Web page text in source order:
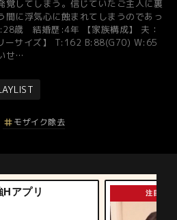
覚してしまう。信じていたご主人に裏
間に浮気心に蝕まれてしまうのであっ
歳 結婚歴:4年 【家族構成】 夫：
ーサイズ】 T:162 B:88(G70) W:65
せ…
モザイク除去
Hアプリ 注目